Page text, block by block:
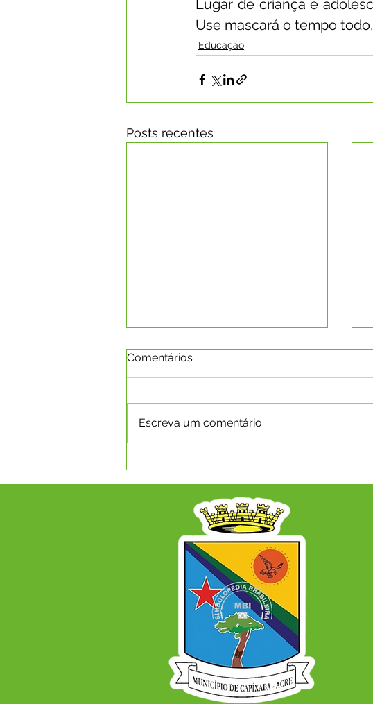
Lugar de criança e
Use mascará o tempo
Educação
Posts recentes
FORTALECE ENSINO NA
REDE MUNICIPAL DE
CAPIXABA
Comentários
Escreva um comentário